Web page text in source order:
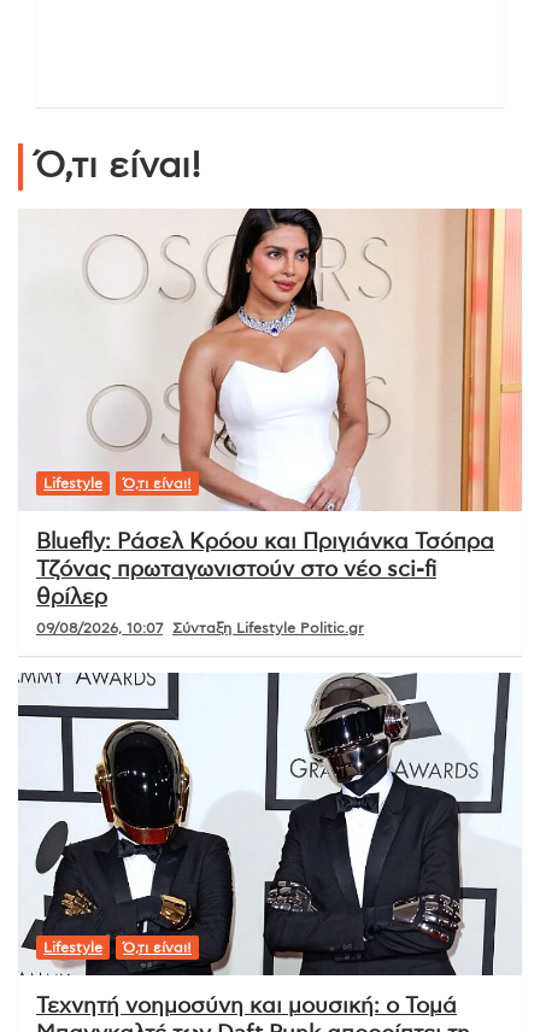
Ό,τι είναι!
Lifestyle Ό,τι είναι!
Bluefly: Ράσελ Κρόου και Πριγιάνκα Τσόπρα
Τζόνας πρωταγωνιστούν στο νέο sci-fi
θρίλερ
09/08/2026, 10:07 Σύνταξη Lifestyle Politic.gr
Lifestyle Ό,τι είναι!
Τεχνητή νοημοσύνη και μουσική: ο Τομά